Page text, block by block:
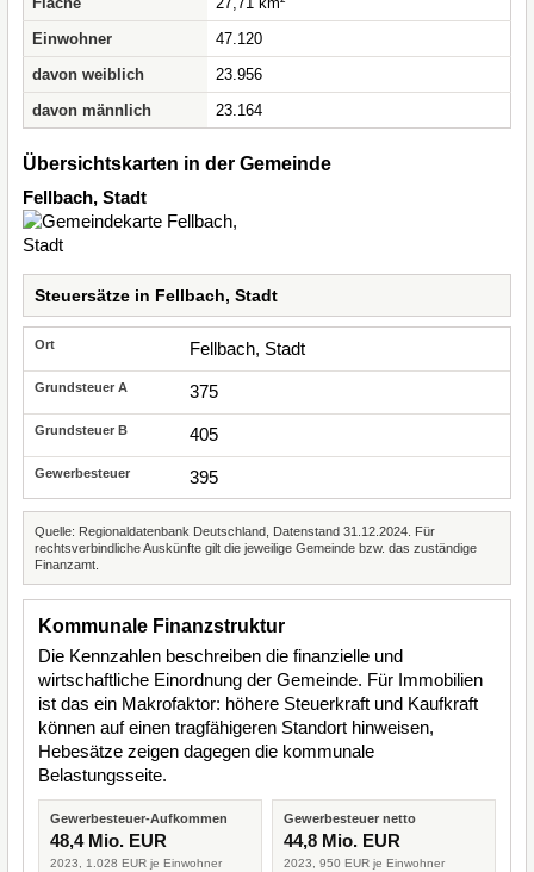
Einwohner
47.120
davon weiblich
23.956
davon männlich
23.164
Übersichtskarten in der Gemeinde
Fellbach, Stadt
Steuersätze in Fellbach, Stadt
Fellbach, Stadt
375
405
395
Quelle: Regionaldatenbank Deutschland, Datenstand 31.12.2024. Für
rechtsverbindliche Auskünfte gilt die jeweilige Gemeinde bzw. das zuständige
Finanzamt.
Kommunale Finanzstruktur
Die Kennzahlen beschreiben die finanzielle und
wirtschaftliche Einordnung der Gemeinde. Für Immobilien
ist das ein Makrofaktor: höhere Steuerkraft und Kaufkraft
können auf einen tragfähigeren Standort hinweisen,
Hebesätze zeigen dagegen die kommunale
Belastungsseite.
Gewerbesteuer-Aufkommen
48,4 Mio. EUR
2023, 1.028 EUR je Einwohner
Gewerbesteuer netto
44,8 Mio. EUR
2023, 950 EUR je Einwohner